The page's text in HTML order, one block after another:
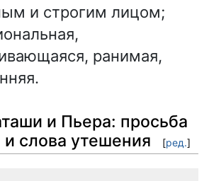
и строгим лицом;
ранимая,
и Пьера: просьба
слова утешения
[ред.]